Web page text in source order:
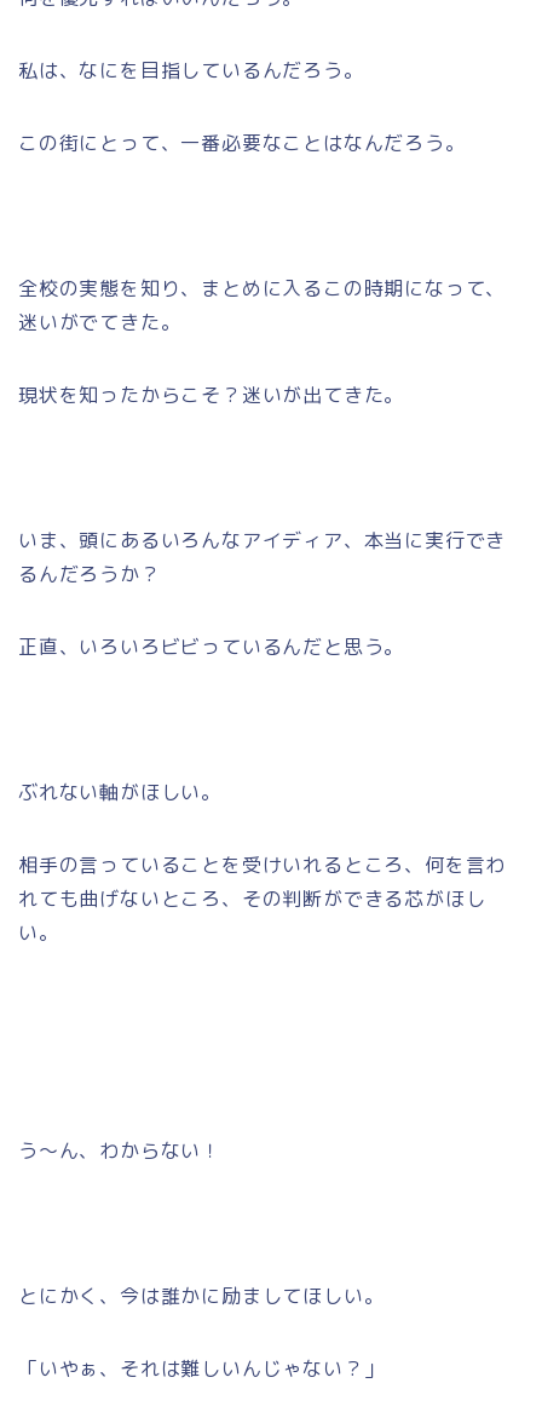
私は、なにを目指しているんだろう。
この街にとって、一番必要なことはなんだろう。
全校の実態を知り、まとめに入るこの時期になって、
迷いがでてきた。
現状を知ったからこそ？迷いが出てきた。
いま、頭にあるいろんなアイディア、本当に実行でき
るんだろうか？
正直、いろいろビビっているんだと思う。
ぶれない軸がほしい。
相手の言っていることを受けいれるところ、何を言わ
れても曲げないところ、その判断ができる芯がほし
い。
う～ん、わからない！
とにかく、今は誰かに励ましてほしい。
「いやぁ、それは難しいんじゃない？」